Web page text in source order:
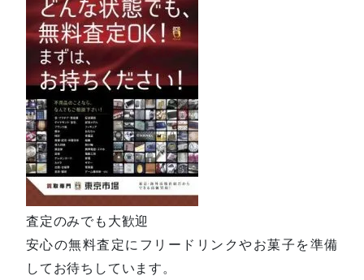
査定のみでも大歓迎
安心の無料査定にフリードリンクやお菓子を準備
してお待ちしています。